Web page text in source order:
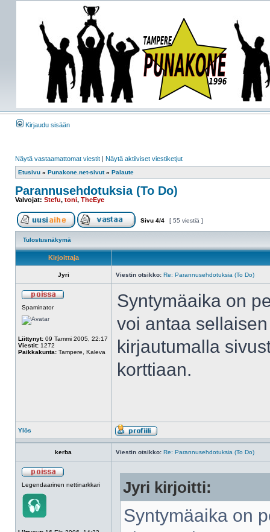
Kirjaudu sisään
Näytä vastaamattomat viestit | Näytä aktiiviset viestiketjut
Etusivu » Punakone.net-sivut» Palaute
Parannusehdotuksia (To Do)
Valvojat: Stefu, toni, TheEye
Sivu 4/4 [ 55 viestiä ]
Tulostusnäkymä
Kirjoittaja
Jyri Viestin otsikko: Re: Parannusehdotuksia (To Do)
Spaminator
Liittynyt: 09 Tammi 2005, 22:17
Viestit: 1272
Paikkakunta: Tampere, Kaleva
Syntymäaika on
voi antaa
kirjautumalla
korttiaan.
Ylös
kerba Viestin otsikko: Re: Parannusehdotuksia (To Do)
Legendaarinen nettinarkkari Jyri kirjoitti:
Syntymäaika on